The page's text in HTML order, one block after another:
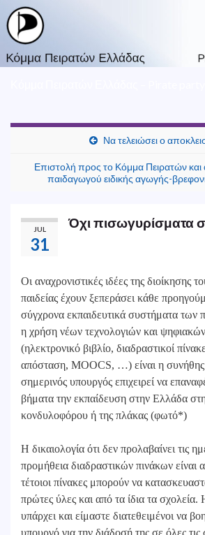
Να τελειώσει ο
Επιστολή προς το Κόμμα Πειρατών και
παιδαγωγού ειδικής αγωγής-
JUL
31
Όχι πισωγυρίσματα
Οι αναχρονιστικές ιδέες της διοίκησης
παιδείας έχουν ξεπεράσει κάθε
σύγχρονα εκπαιδευτικά συστήματα
η χρήση νέων τεχνολογιών και
(ηλεκτρονικό βιβλίο, διαδραστικοί
απόσταση, MOOCS, …) είναι η συνήθης
σημερινός υπουργός επιχειρεί να
βήματα την εκπαίδευση στην Ελλάδα
κονδυλοφόρου ή της πλάκας (φωτό*)
Η δικαιολογία ότι δεν προλαβαίνει τις
προμήθεια διαδραστικών πινάκων είναι
τέτοιοι πίνακες μπορούν να
πρώτες ύλες και από τα ίδια τα σχολεία.
υπάρχει και είμαστε διατεθειμένοι να
υπουργό για την διάδοσή της σε όλες τις